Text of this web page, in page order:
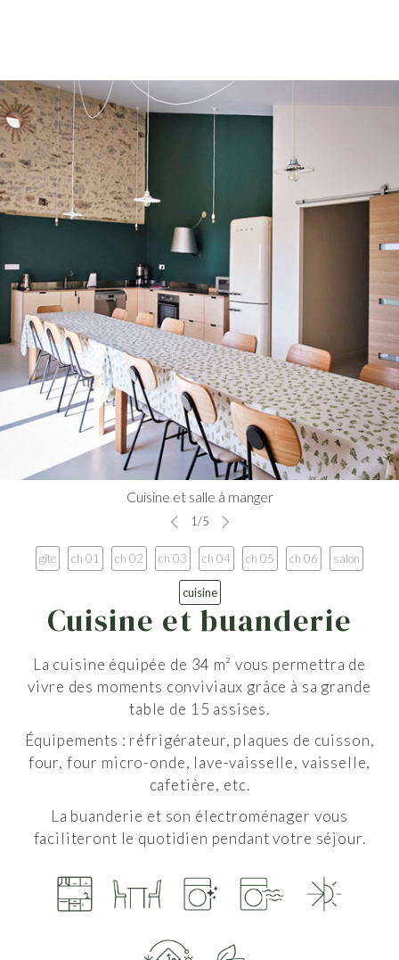
Cuisine et salle à manger
1/5
gîte ch 01 ch 02 ch 03 ch 04 ch 05 ch 06 salon
cuisine
Cuisine et buanderie
La cuisine équipée de 34 m² vous permettra de
vivre des moments conviviaux grâce à sa grande
table de 15 assises.
Équipements : réfrigérateur, plaques de cuisson,
four, four micro-onde, lave-vaisselle, vaisselle,
cafetière, etc.
La buanderie et son électroménager vous
faciliteront le quotidien pendant votre séjour.